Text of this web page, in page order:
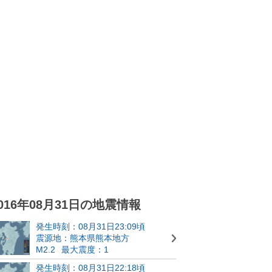
年08月31日の地震情報
発生時刻：08月31日23:09頃
震源地：熊本県熊本地方
M2.2
最大震度：1
発生時刻：08月31日22:18頃